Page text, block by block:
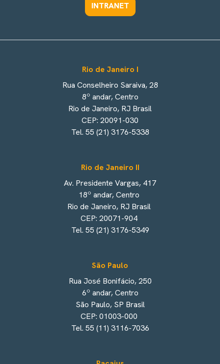
INTRANET
Rio de Janeiro I
Rua Conselheiro Saraiva, 28
8º andar, Centro
Rio de Janeiro, RJ Brasil
CEP: 20091-030
Tel. 55 (21) 3176-5338
Rio de Janeiro II
Av. Presidente Vargas, 417
18º andar, Centro
Rio de Janeiro, RJ Brasil
CEP: 20071-904
Tel. 55 (21) 3176-5349
São Paulo
Rua José Bonifácio, 250
6º andar, Centro
São Paulo, SP Brasil
CEP: 01003-000
Tel. 55 (11) 3116-7036